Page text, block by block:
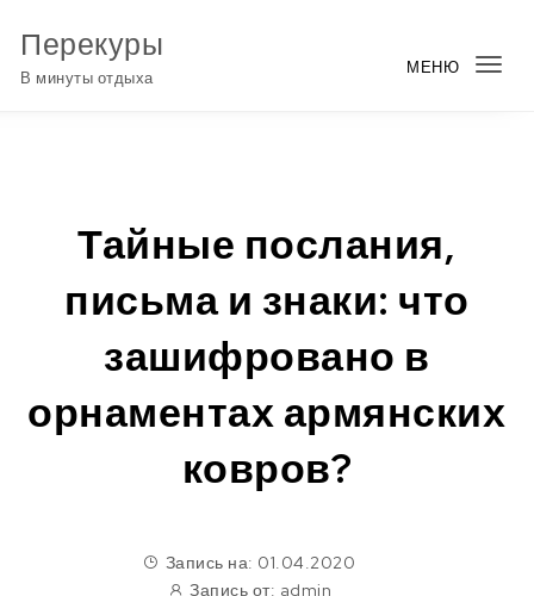
Перекуры
В минуты отдыха
МЕНЮ
Тайные послания,
письма и знаки: что
зашифровано в
орнаментах армянских
ковров?
Запись на: 01.04.2020
Запись от: admin